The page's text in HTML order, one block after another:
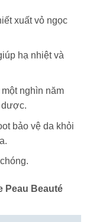
xuất vỏ ngọc
hạ nhiệt và
nghìn năm
dược.
bảo vệ da khỏi
Peau Beauté